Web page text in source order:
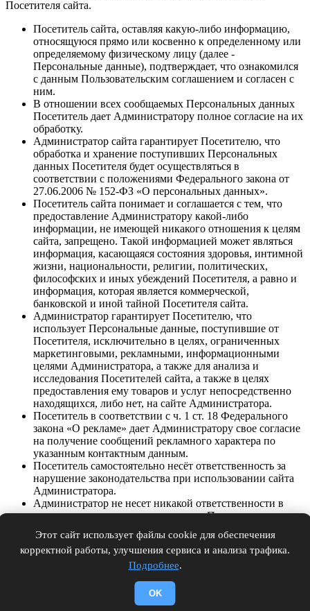
Посетителя сайта.
Посетитель сайта, оставляя какую-либо информацию,
относящуюся прямо или косвенно к определенному или
определяемому физическому лицу (далее -
Персональные данные), подтверждает, что ознакомился
с данным Пользовательским соглашением и согласен с
ним.
В отношении всех сообщаемых Персональных данных
Посетитель дает Администратору полное согласие на их
обработку.
Администратор сайта гарантирует Посетителю, что
обработка и хранение поступивших Персональных
данных Посетителя будет осуществляться в
соответствии с положениями Федерального закона от
27.06.2006 № 152-ФЗ «О персональных данных».
Посетитель сайта понимает и соглашается с тем, что
предоставление Администратору какой-либо
информации, не имеющей никакого отношения к целям
сайта, запрещено. Такой информацией может являться
информация, касающаяся состояния здоровья, интимной
жизни, национальности, религии, политических,
философских и иных убеждений Посетителя, а равно и
информация, которая является коммерческой,
банковской и иной тайной Посетителя сайта.
Администратор гарантирует Посетителю, что
использует Персональные данные, поступившие от
Посетителя, исключительно в целях, ограниченных
маркетинговыми, рекламными, информационными
целями Администратора, а также для анализа и
исследования Посетителей сайта, а также в целях
предоставления ему товаров и услуг непосредственно
находящихся, либо нет, на сайте Администратора.
Посетитель в соответствии с ч. 1 ст. 18 Федерального
закона «О рекламе» дает Администратору свое согласие
на получение сообщений рекламного характера по
указанным контактным данным.
Посетитель самостоятельно несёт ответственность за
нарушение законодательства при использовании сайта
Администратора.
Администратор не несет никакой ответственности в
случае нарушения законодательства Посетителем, в том
числе, не гарантирует, что содержимое сайта
соответствует целям Посетителя сайта.
Посетитель сайта несет самостоятельно ответственность
в случае, если были нарушены права и законные
интересы третьих лиц, при использовании сайта
Администратора, Посетителем.
Администратор вправе запретить использование сайта
Этот сайт использует файлы cookie для обеспечения
корректной работы, улучшения сервиса и анализа трафика.
Подробнее.
OK